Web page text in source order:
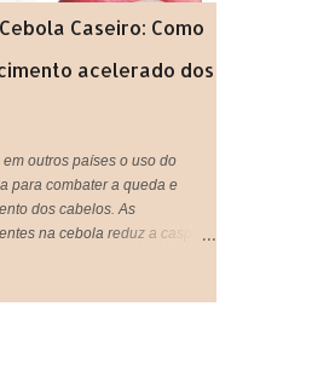
Caseiro: Como
acelerado dos
outros países o uso do
para combater a queda e
dos cabelos. As
na cebola reduz a caspa,
sensação de limpeza e